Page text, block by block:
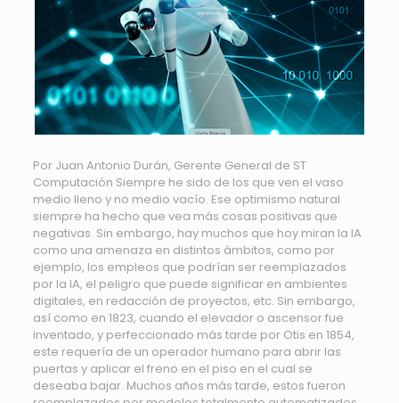
Por Juan Antonio Durán, Gerente General de ST
Computación Siempre he sido de los que ven el vaso
medio lleno y no medio vacío. Ese optimismo natural
siempre ha hecho que vea más cosas positivas que
negativas. Sin embargo, hay muchos que hoy miran la IA
como una amenaza en distintos ámbitos, como por
ejemplo, los empleos que podrían ser reemplazados
por la IA, el peligro que puede significar en ambientes
digitales, en redacción de proyectos, etc. Sin embargo,
así como en 1823, cuando el elevador o ascensor fue
inventado, y perfeccionado más tarde por Otis en 1854,
este requería de un operador humano para abrir las
puertas y aplicar el freno en el piso en el cual se
deseaba bajar. Muchos años más tarde, estos fueron